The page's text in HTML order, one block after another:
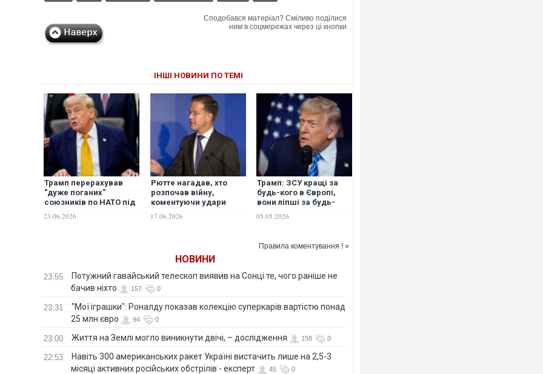
Сподобався матеріал? Сміливо поділися
ним в соцмережах через ці кнопки
ІНШІ НОВИНИ ПО ТЕМІ
Трамп перерахував
"дуже поганих"
союзників по НАТО під
23.06.2026
Рютте нагадав, хто
розпочав війну,
коментуючи удари
17.06.2026
Трамп: ЗСУ кращі за
будь-кого в Європі,
вони ліпші за будь-
НАТО
05.05.2026
Правила коментування ! »
НОВИНИ
23:55
Потужний гавайський телескоп виявив на Сонці те, чого раніше не
бачив ніхто
157 0
23:31
"Мої іграшки": Роналду показав колекцію суперкарів вартістю понад
25 млн євро
94 0
23:00 Життя на Землі могло виникнути двічі, – дослідження 158 0
22:53
Навіть 300 американських ракет Україні вистачить лише на 2,5-3
місяці активних російських обстрілів - експерт
45 0
торговельний центр, будинки, є
Топпосадовцю Повітряних Сил